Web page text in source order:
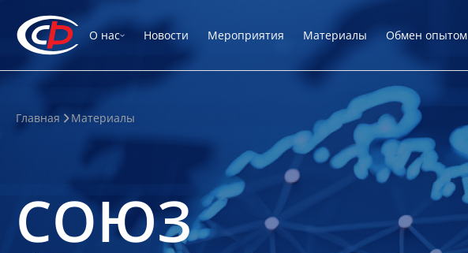
О нас Новости Мероприятия Материалы Обмен опытом
Главная Материалы
СОЮЗ